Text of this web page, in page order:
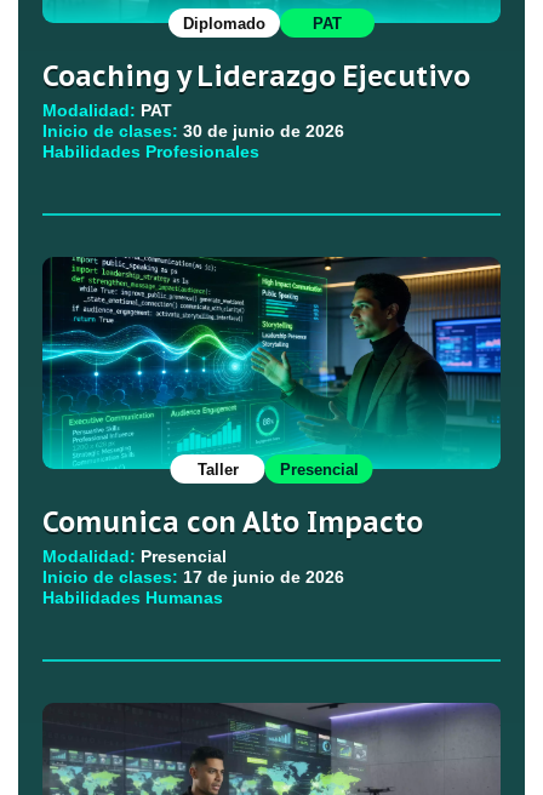
Diplomado PAT
Coaching y Liderazgo Ejecutivo
Modalidad: PAT
Inicio de clases: 30 de junio de 2026
Habilidades Profesionales
Taller Presencial
Comunica con Alto Impacto
Modalidad: Presencial
Inicio de clases: 17 de junio de 2026
Habilidades Humanas